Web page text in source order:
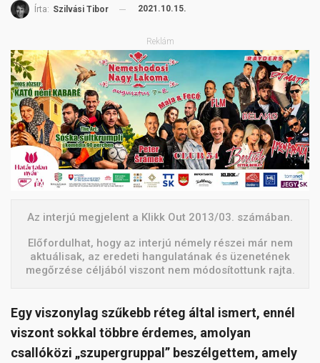
Írta: Szilvási Tibor 2021.10.15.
Reklám
Az interjú megjelent a Klikk Out 2013/03. számában.
Előfordulhat, hogy az interjú némely részei már nem
aktuálisak, az eredeti hangulatának és üzenetének
megőrzése céljából viszont nem módosítottunk rajta.
Egy viszonylag szűkebb réteg által ismert, ennél
viszont sokkal többre érdemes, amolyan
csallóközi „szupergruppal” beszélgettem, amely